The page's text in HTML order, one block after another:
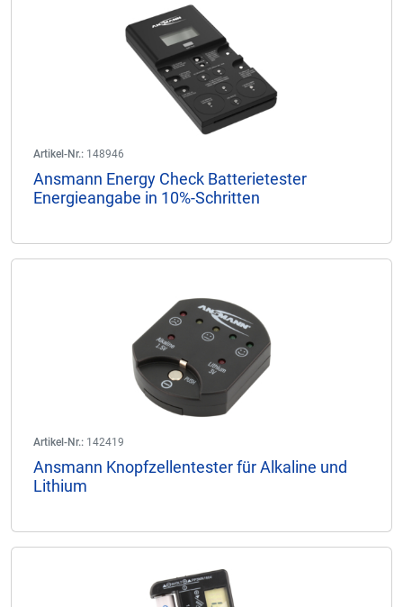
Artikel-Nr.: 148946
Ansmann Energy Check Batterietester
Energieangabe in 10%-Schritten
Artikel-Nr.: 142419
Ansmann Knopfzellentester für Alkaline und
Lithium